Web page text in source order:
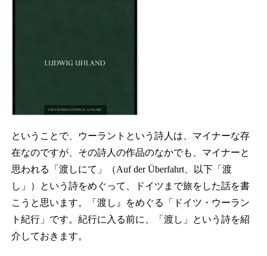
ということで、ウーラントという詩人は、マイナーな存
在なのですが、その詩人の作品のなかでも、マイナーと
思われる「渡しにて」（Auf der Überfahrt、以下「渡
し」）という詩をめぐって、ドイツまで旅をした話を書
こうと思います。「渡し』をめぐる「ドイツ・ウーラン
ト紀行」です。紀行に入る前に、「渡し」という詩を紹
介しておきます。